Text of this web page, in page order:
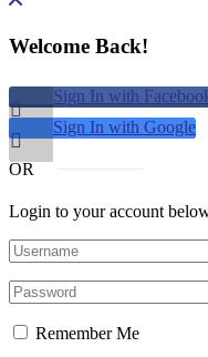
Welcome Back!
Sign In with
Sign In with Google
OR
Login to your account
Remember Me